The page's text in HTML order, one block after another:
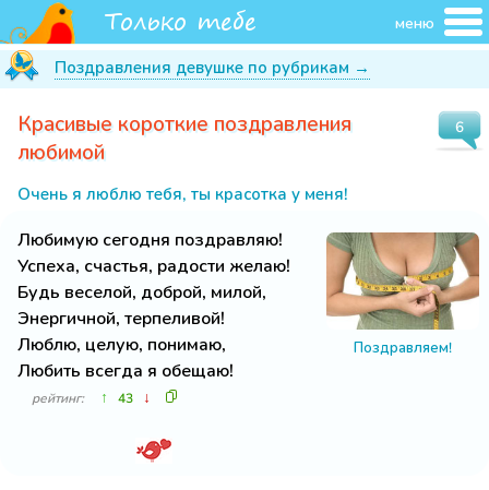
меню
Поздравления девушке по рубрикам →
6
Красивые короткие поздравления
любимой
Очень я люблю тебя, ты красотка у меня!
Поздравляем!
Любимую сегодня поздравляю!
Успеха, счастья, радости желаю!
Будь веселой, доброй, милой,
Энергичной, терпеливой!
Люблю, целую, понимаю,
Любить всегда я обещаю!
рейтинг: ↑ 43 ↓